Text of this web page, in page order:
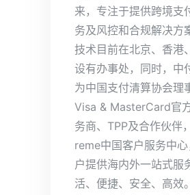
来，专注于提供跨境支
务及风控和合规解决方
技术目前在北京、香港
设有办事处，同时，中
为中国支付清算协会理
Visa & MasterCard官
务商、TPP及合作伙伴
reme中国客户服务中
户提供海内外一站式服
活、便捷、安全、高效